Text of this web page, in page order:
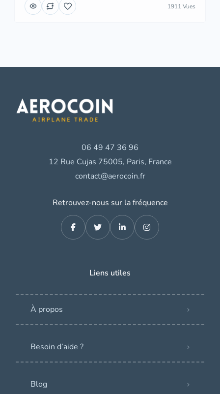
1911 Vues
06 49 47 36 96
12 Rue Cujas 75005, Paris, France
contact@aerocoin.fr
Retrouvez-nous sur la fréquence
Liens utiles
À propos
Besoin d’aide ?
Blog